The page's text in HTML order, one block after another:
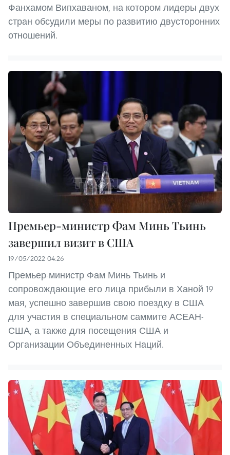
Фанхамом Випхаваном, на котором лидеры двух
стран обсудили меры по развитию двусторонних
отношений.
Премьер-министр Фам Минь Тьинь
завершил визит в США
19/05/2022 04:26
Премьер-министр Фам Минь Тьинь и
сопровождающие его лица прибыли в Ханой 19
мая, успешно завершив свою поездку в США
для участия в специальном саммите АСЕАН-
США, а также для посещения США и
Организации Объединенных Наций.